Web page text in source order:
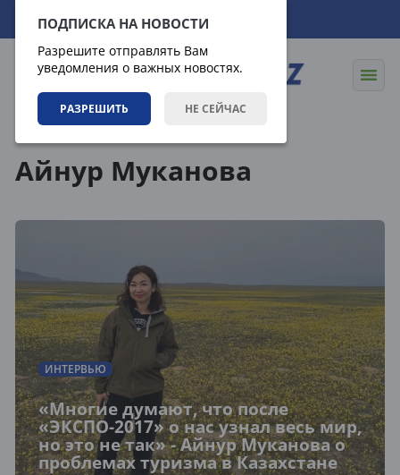
ПОДПИСКА НА НОВОСТИ
Разрешите отправлять Вам
уведомления о важных новостях.
РАЗРЕШИТЬ НЕ СЕЙЧАС
08.08.2026 14:00:50
Айнур Муканова
ИНТЕРВЬЮ
«Многие думают, что после
«ЭКСПО-2017» о нас узнал весь мир,
но это не так» - Айнур Муканова о
проблемах туризма в Казахстане